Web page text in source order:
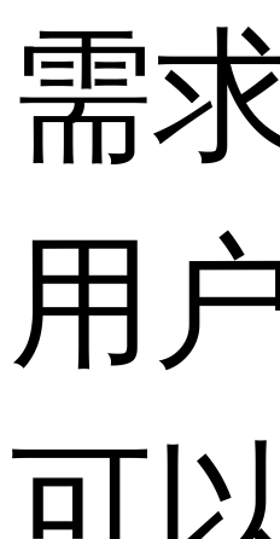
需
用
可